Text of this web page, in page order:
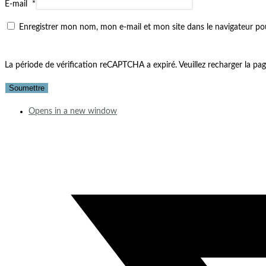
E-mail *
Enregistrer mon nom, mon e-mail et mon site dans le navigateur
La période de vérification reCAPTCHA a expiré. Veuillez recharger la
Opens in a new window